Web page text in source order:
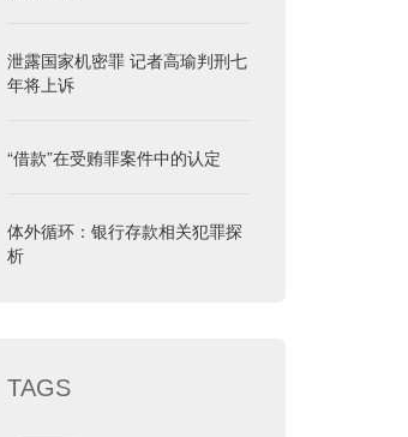
泄露国家机密罪 记者高瑜判刑七
年将上诉
“借款”在受贿罪案件中的认定
体外循环：银行存款相关犯罪探
析
TAGS